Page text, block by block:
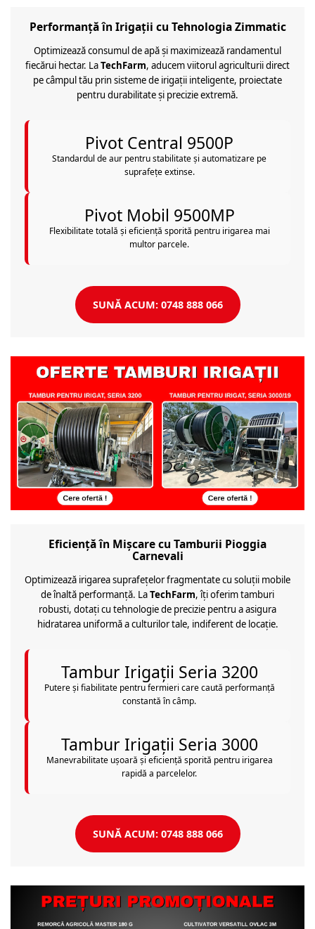
Semănători Păioase
Tăvăluguri
Utilaje Diverse
Utilaje Strip-Till (prelucrare în
Utilaje usturoi
Înfoliatoare Baloţi
Performanță în Irigații cu Tehnologia Zimmatic
Optimizează consumul de apă și maximizează randamentul
fiecărui hectar. LaTechFarm, aducem viitorul agriculturii direct
pe câmpul tău prin sisteme de irigații inteligente, proiectate
pentru durabilitate și precizie extremă.
Pivot Central 9500P
Standardul de aur pentru stabilitate și automatizare pe
suprafețe extinse.
Pivot Mobil 9500MP
Flexibilitate totală și eficiență sporită pentru irigarea mai
multor parcele.
SUNĂ ACUM: 0748 888 066
Eficiență în Mișcare cu Tamburii Pioggia
Carnevali
Optimizează irigarea suprafețelor fragmentate cu soluții mobile
de înaltă performanță. LaTechFarm, îți oferim tamburi
robusti, dotați cu tehnologie de precizie pentru a asigura
hidratarea uniformă a culturilor tale, indiferent de locație.
Tambur Irigații Seria 3200
Putere și fiabilitate pentru fermieri care caută performanță
constantă în câmp.
Tambur Irigații Seria 3000
Manevrabilitate ușoară și eficiență sporită pentru irigarea
rapidă a parcelelor.
SUNĂ ACUM: 0748 888 066